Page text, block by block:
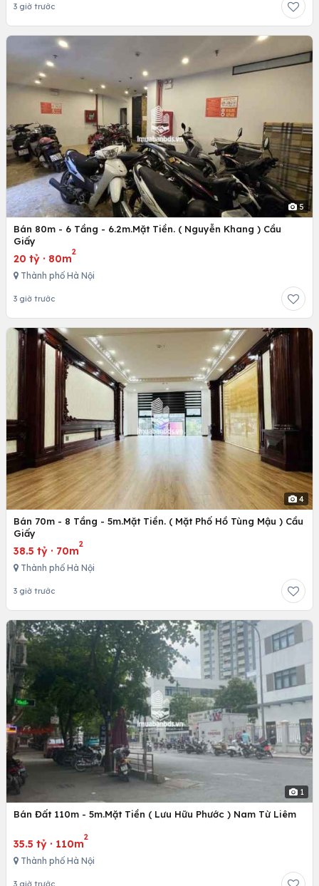
3 giờ trước
5
Bán 80m - 6 Tầng - 6.2m.Mặt Tiền. ( Nguyễn Khang ) Cầu
Giấy
20 tỷ · 80m
2
Thành phố Hà Nội
3 giờ trước
4
Bán 70m - 8 Tầng - 5m.Mặt Tiền. ( Mặt Phố Hồ Tùng Mậu ) Cầu
Giấy
38.5 tỷ · 70m
2
Thành phố Hà Nội
3 giờ trước
1
Bán Đất 110m - 5m.Mặt Tiền ( Lưu Hữu Phước ) Nam Từ Liêm
35.5 tỷ · 110m
2
Thành phố Hà Nội
3 giờ trước